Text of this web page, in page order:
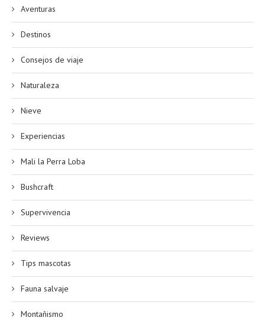
Aventuras
Destinos
Consejos de viaje
Naturaleza
Nieve
Experiencias
Mali la Perra Loba
Bushcraft
Supervivencia
Reviews
Tips mascotas
Fauna salvaje
Montañismo